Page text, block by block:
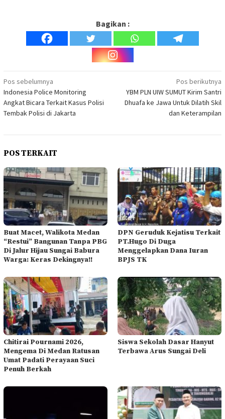
Bagikan :
Navigasi
pos
Pos sebelumnya
Indonesia Police Monitoring
Angkat Bicara Terkait Kasus Polisi
Tembak Polisi di Jakarta
Pos berikutnya
YBM PLN UIW SUMUT Kirim Santri
Dhuafa ke Jawa Untuk Dilatih Skil
dan Keterampilan
POS TERKAIT
Buat Macet, Walikota Medan
“Restui” Bangunan Tanpa PBG
Di Jalur Hijau Sungai Babura
Warga: Keras Dekingnya!!
DPN Geruduk Kejatisu Terkait
PT.Hugo Di Duga
Menggelapkan Dana Iuran
BPJS TK
Chitirai Pournami 2026,
Mengema Di Medan Ratusan
Umat Padati Perayaan Suci
Penuh Berkah
Siswa Sekolah Dasar Hanyut
Terbawa Arus Sungai Deli